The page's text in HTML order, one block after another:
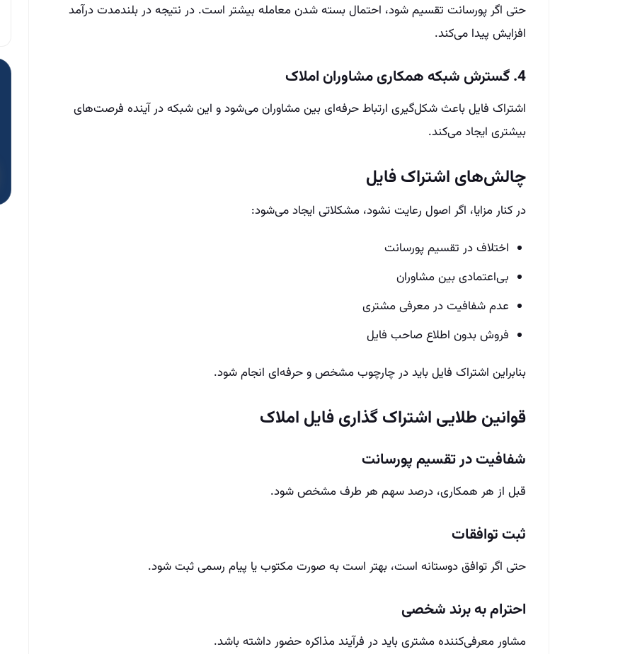
حتی اگر پورسانت تقسیم شود، احتمال بسته شدن معامله بیشتر است. در نتیجه در بلندمدت درآمد
افزایش پیدا می‌کند.
4. گسترش شبکه همکاری مشاوران املاک
اشتراک فایل باعث شکل‌گیری ارتباط حرفه‌ای بین مشاوران می‌شود و این شبکه در آینده فرصت‌های
بیشتری ایجاد می‌کند.
چالش‌های اشتراک فایل
در کنار مزایا، اگر اصول رعایت نشود، مشکلاتی ایجاد می‌شود:
اختلاف در تقسیم پورسانت
بی‌اعتمادی بین مشاوران
عدم شفافیت در معرفی مشتری
فروش بدون اطلاع صاحب فایل
بنابراین اشتراک فایل باید در چارچوب مشخص و حرفه‌ای انجام شود.
قوانین طلایی اشتراک گذاری فایل املاک
شفافیت در تقسیم پورسانت
قبل از هر همکاری، درصد سهم هر طرف مشخص شود.
ثبت توافقات
حتی اگر توافق دوستانه است، بهتر است به صورت مکتوب یا پیام رسمی ثبت شود.
احترام به برند شخصی
مشاور معرفی‌کننده مشتری باید در فرآیند مذاکره حضور داشته باشد.